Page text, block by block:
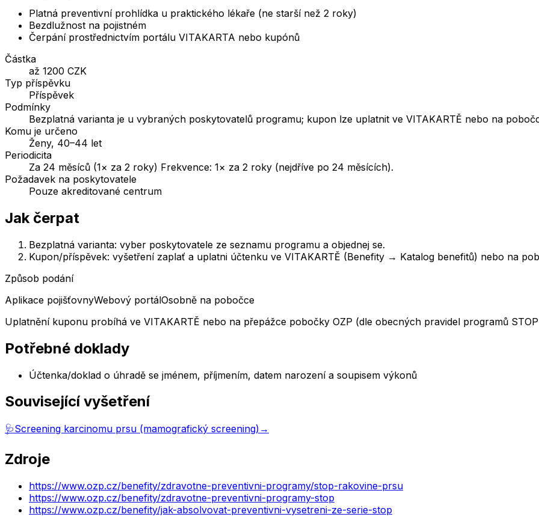
Platná preventivní prohlídka u praktického lékaře (ne starší než 2 roky)
Bezdlužnost na pojistném
Čerpání prostřednictvím portálu VITAKARTA nebo kupónů
Částka
až 1200 CZK
Typ příspěvku
Příspěvek
Podmínky
Bezplatná varianta je u vybraných poskytovatelů programu; kupon lze uplatnit ve VITAKARTĚ nebo na
Komu je určeno
Ženy, 40–44 let
Periodicita
Za 24 měsíců (1× za 2 roky) Frekvence: 1× za 2 roky (nejdříve po 24 měsících).
Požadavek na poskytovatele
Pouze akreditované centrum
Jak čerpat
Bezplatná varianta: vyber poskytovatele ze seznamu programu a objednej se.
Kupon/příspěvek: vyšetření zaplať a uplatni účtenku ve VITAKARTĚ (Benefity → Katalog benefitů) nebo na
Způsob podání
Aplikace pojišťovnyWebový portálOsobně na pobočce
Uplatnění kuponu probíhá ve VITAKARTĚ nebo na přepážce pobočky OZP (dle obecných pravidel programů
Potřebné doklady
Účtenka/doklad o úhradě se jménem, příjmením, datem narození a soupisem výkonů
Související vyšetření
🩺Screening karcinomu prsu (mamografický screening) →
Zdroje
https://www.ozp.cz/benefity/zdravotne-preventivni-programy/stop-rakovine-prsu
https://www.ozp.cz/benefity/zdravotne-preventivni-programy-stop
https://www.ozp.cz/benefity/jak-absolvovat-preventivni-vysetreni-ze-serie-stop